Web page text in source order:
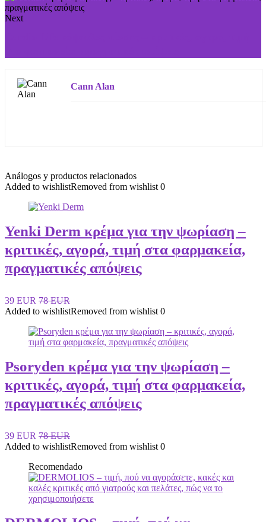
Next
Cann Alan
Análogos y productos relacionados
Added to wishlistRemoved from wishlist 0
Yenki Derm κρέμα για την ψωρίαση –
κριτικές, αγορά, τιμή στα φαρμακεία,
πραγματικές απόψεις
39 EUR 78 EUR
Added to wishlistRemoved from wishlist 0
Psoryden κρέμα για την ψωρίαση –
κριτικές, αγορά, τιμή στα φαρμακεία,
πραγματικές απόψεις
39 EUR 78 EUR
Added to wishlistRemoved from wishlist 0
Recomendado